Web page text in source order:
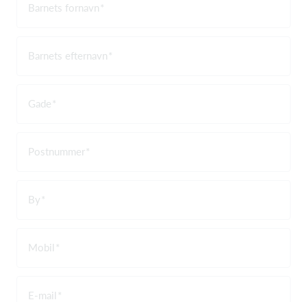
Barnets fornavn
Barnets efternavn
Gade
Postnummer
By
Mobil
E-mail